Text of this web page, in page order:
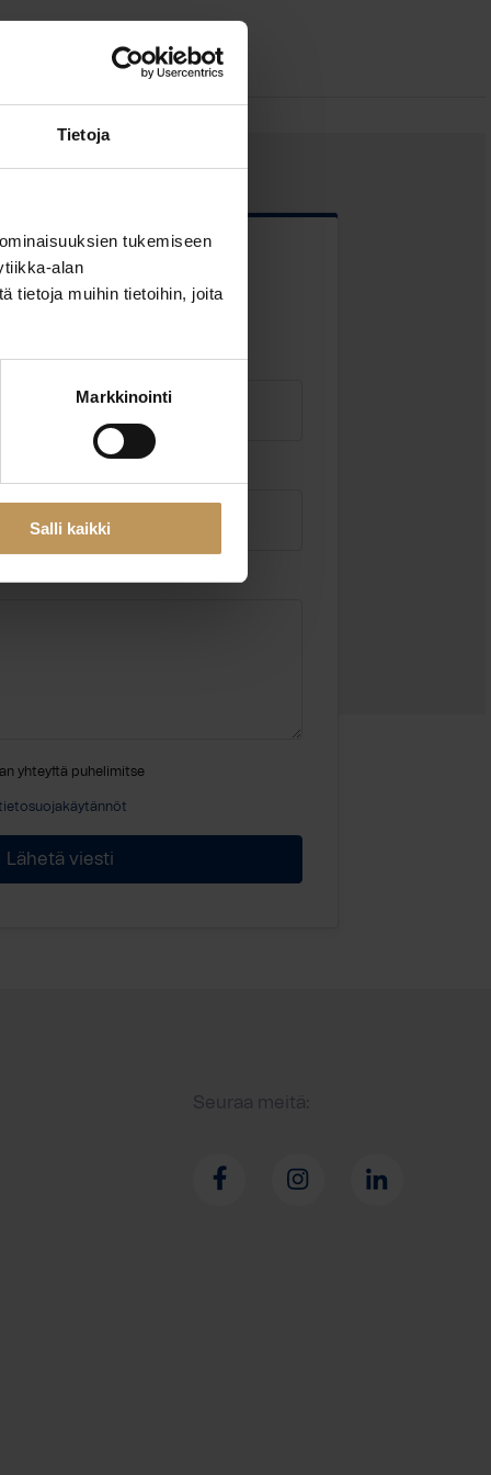
Tietoja
tukemiseen
alan
tietoja muihin tietoihin, joita
Markkinointi
Salli kaikki
yhteyttä puhelimitse
Seuraa meitä: